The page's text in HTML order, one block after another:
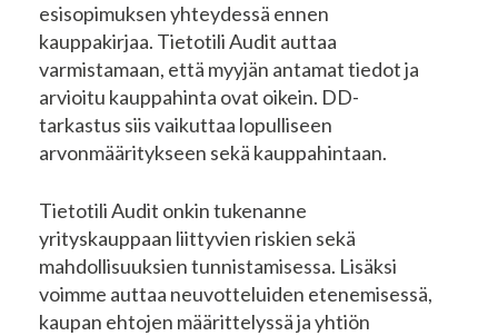
esisopimuksen yhteydessä ennen
kauppakirjaa. Tietotili Audit auttaa
varmistamaan, että myyjän antamat tiedot ja
arvioitu kauppahinta ovat oikein. DD-
tarkastus siis vaikuttaa lopulliseen
arvonmääritykseen sekä kauppahintaan.
Tietotili Audit onkin tukenanne
yrityskauppaan liittyvien riskien sekä
mahdollisuuksien tunnistamisessa. Lisäksi
voimme auttaa neuvotteluiden etenemisessä,
kaupan ehtojen määrittelyssä ja yhtiön